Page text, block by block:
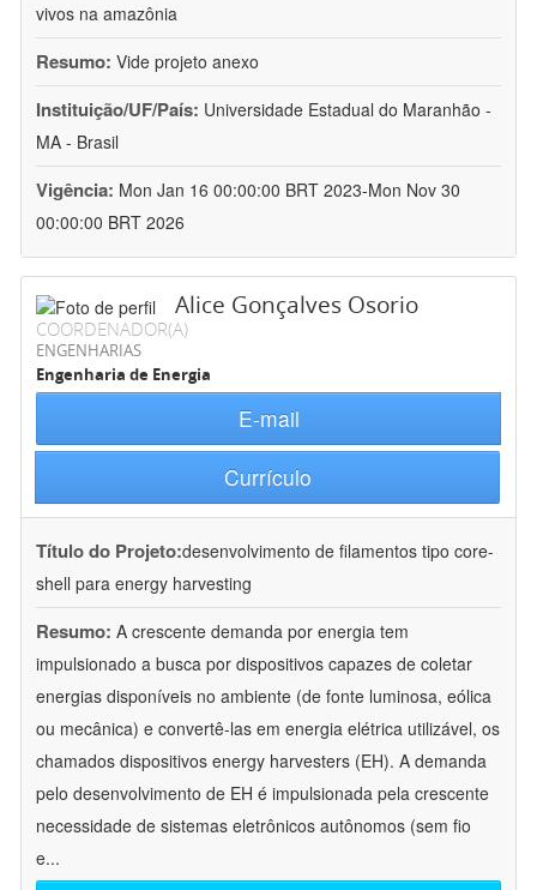
vivos na amazônia
Resumo: Vide projeto anexo
Instituição/UF/País: Universidade Estadual do Maranhão -
MA - Brasil
Vigência: Mon Jan 16 00:00:00 BRT 2023-Mon Nov 30
00:00:00 BRT 2026
Alice Gonçalves Osorio
COORDENADOR(A)
ENGENHARIAS
Engenharia de Energia
E-mail
Currículo
Título do Projeto:desenvolvimento de filamentos tipo core-
shell para energy harvesting
Resumo: A crescente demanda por energia tem
impulsionado a busca por dispositivos capazes de coletar
energias disponíveis no ambiente (de fonte luminosa, eólica
ou mecânica) e convertê-las em energia elétrica utilizável, os
chamados dispositivos energy harvesters (EH). A demanda
pelo desenvolvimento de EH é impulsionada pela crescente
necessidade de sistemas eletrônicos autônomos (sem fio
e...